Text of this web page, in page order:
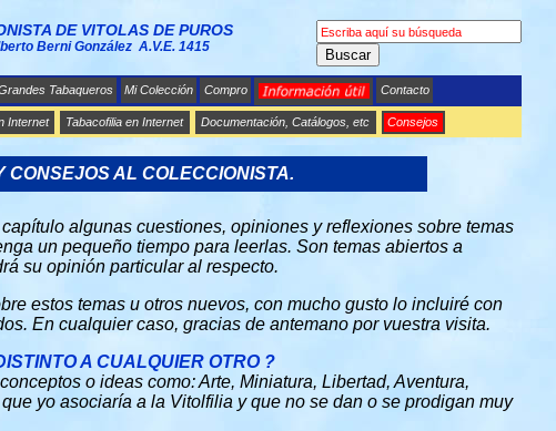
DE VITOLAS DE PUROS
Berni González A.V.E. 1415 Buscar
Tabaqueros Mi Colección Compro Contacto
Internet Tabacofilia en Internet Documentación, Catálogos, etc Consejos
CONSEJOS AL COLECCIONISTA.
algunas cuestiones, opiniones y reflexiones sobre temas
un pequeño tiempo para leerlas. Son temas abiertos a
su opinión particular al respecto.
estos temas u otros nuevos, con mucho gusto lo incluiré con
En cualquier caso, gracias de antemano por vuestra visita.
A CUALQUIER OTRO ?
o ideas como: Arte, Miniatura, Libertad, Aventura,
yo asociaría a la Vitolfilia y que no se dan o se prodigan muy